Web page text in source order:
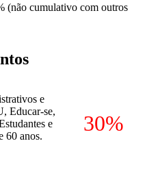
(não cumulativo com outros
e
Educar-se,
e
60 anos.
30%